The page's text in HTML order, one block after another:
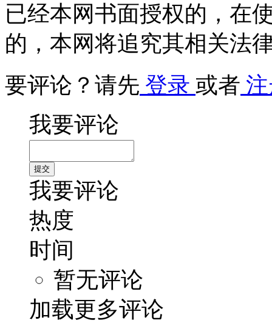
已经本网书面授权的，在
的，本网将追究其相关法
要评论？请先 登录 或者
我要评论
我要评论
热度
时间
暂无评论
加载更多评论